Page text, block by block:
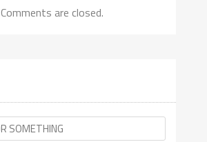
Comments are closed.